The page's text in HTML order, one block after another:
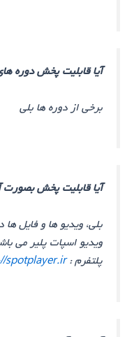
آیا قابلیت پخش دوره
برخی از دوره ها بلی
آیا قابلیت پخش بصورت
بلی، ویدیو ها و فایل
ویدیو اسپات پلیر می
پلتفرم :spotplayer.ir